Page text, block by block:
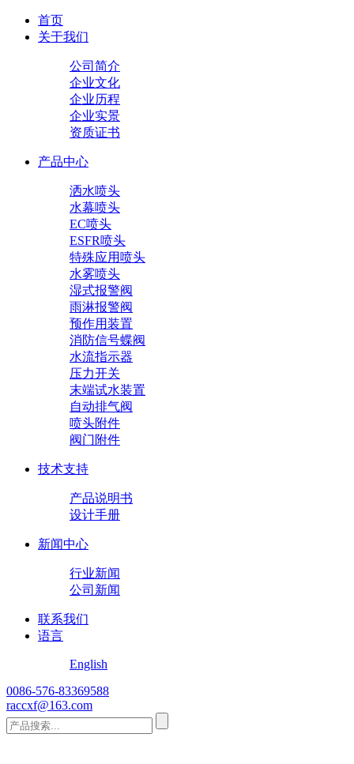
首页
关于我们
公司简介
企业文化
企业历程
企业实景
资质证书
产品中心
洒水喷头
水幕喷头
EC喷头
ESFR喷头
特殊应用喷头
水雾喷头
湿式报警阀
雨淋报警阀
预作用装置
消防信号蝶阀
水流指示器
压力开关
末端试水装置
自动排气阀
喷头附件
阀门附件
技术支持
产品说明书
设计手册
新闻中心
行业新闻
公司新闻
联系我们
语言
English
0086-576-83369588
raccxf@163.com